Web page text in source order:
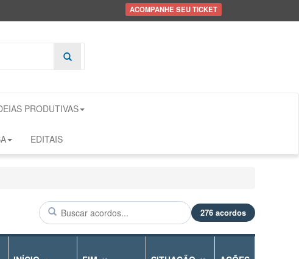
ACOMPANHE SEU TICKET
PRODUTIVAS
EDITAIS
276 acordos